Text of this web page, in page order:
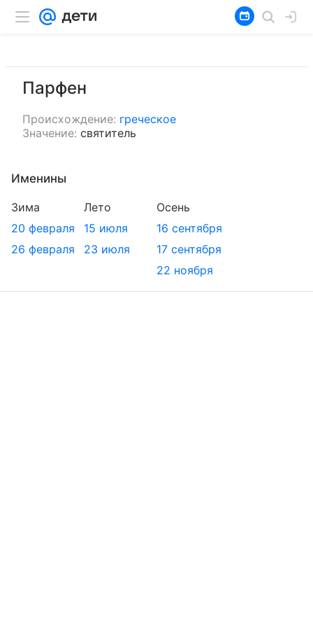
Парфен
Происхождение: греческое
Значение: святитель
Именины
Зима
20 февраля
26 февраля
Лето
15 июля
23 июля
Осень
16 сентября
17 сентября
22 ноября